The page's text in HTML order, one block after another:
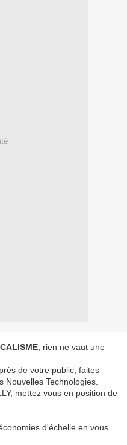
, rien ne vaut une
de votre public, faites
Technologies.
mettez vous en position de
d'échelle en vous